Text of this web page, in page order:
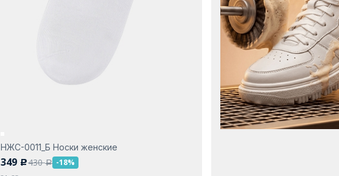
НЖС-0011_Б Носки женские
349 c430a -18%